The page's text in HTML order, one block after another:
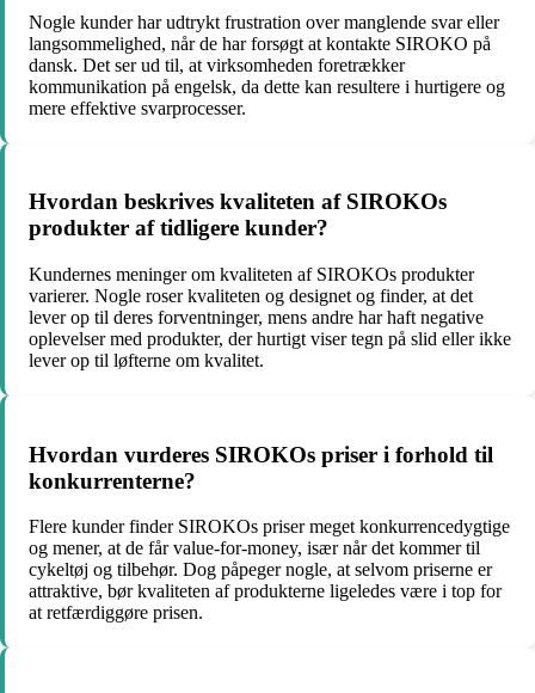
Nogle kunder har udtrykt frustration over manglende svar eller
langsommelighed, når de har forsøgt at kontakte SIROKO på
dansk. Det ser ud til, at virksomheden foretrækker
kommunikation på engelsk, da dette kan resultere i hurtigere og
mere effektive svarprocesser.
Hvordan beskrives kvaliteten af SIROKOs
produkter af tidligere kunder?
Kundernes meninger om kvaliteten af SIROKOs produkter
varierer. Nogle roser kvaliteten og designet og finder, at det
lever op til deres forventninger, mens andre har haft negative
oplevelser med produkter, der hurtigt viser tegn på slid eller ikke
lever op til løfterne om kvalitet.
Hvordan vurderes SIROKOs priser i forhold til
konkurrenterne?
Flere kunder finder SIROKOs priser meget konkurrencedygtige
og mener, at de får value-for-money, især når det kommer til
cykeltøj og tilbehør. Dog påpeger nogle, at selvom priserne er
attraktive, bør kvaliteten af produkterne ligeledes være i top for
at retfærdiggøre prisen.